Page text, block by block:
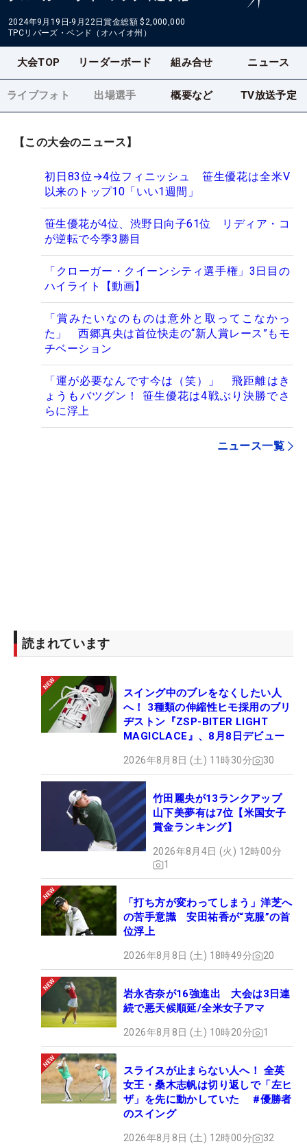
2024年9月19日-9月22日賞金総額 $2,000,000
TPCリバーズ・ベンド（オハイオ州）
大会TOP リーダーボード 組み合せ ニュース
ライブフォト 出場選手 概要など TV放送予定
【この大会のニュース】
初日83位→4位フィニッシュ 笹生優花は全米V
以来のトップ10「いい1週間」
笹生優花が4位、渋野日向子61位 リディア・コ
が逆転で今季3勝目
「クローガー・クイーンシティ選手権」3日目の
ハイライト【動画】
「賞みたいなのものは意外と取ってこなかっ
た」 西郷真央は首位快走の“新人賞レース”もモ
チベーション
「運が必要なんです今は（笑）」 飛距離はき
ょうもバツグン！ 笹生優花は4戦ぶり決勝でさ
らに浮上
ニュース一覧
読まれています
スイング中のブレをなくしたい人
へ！ 3種類の伸縮性ヒモ採用のブリ
ヂストン『ZSP-BITER LIGHT
MAGICLACE』、8月8日デビュー
2026年8月8日 (土) 11時30分 30
竹田麗央が13ランクアップ
山下美夢有は7位【米国女子
賞金ランキング】
2026年8月4日 (火) 12時00分
1
「打ち方が変わってしまう」洋芝へ
の苦手意識 安田祐香が“克服”の首
位浮上
2026年8月8日 (土) 18時49分 20
岩永杏奈が16強進出 大会は3日連
続で悪天候順延/全米女子アマ
2026年8月8日 (土) 10時20分 1
スライスが止まらない人へ！ 全英
女王・桑木志帆は切り返しで「左ヒ
ザ」を先に動かしていた #優勝者
のスイング
2026年8月8日 (土) 12時00分 32